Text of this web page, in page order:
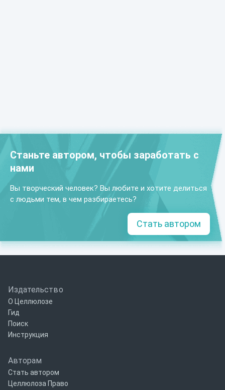
Станьте автором, чтобы заработать с
нами
Вы творческий человек? Вы любите и хотите делиться
с людьми тем, в чем разбираетесь?
Стать автором
Издательство
О Целлюлозе
Гид
Поиск
Инструкция
Авторам
Стать автором
Целлюлоза Право